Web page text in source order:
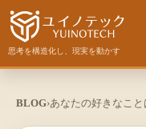
思考を構造化し、現実を動かす
BLOG›あなたの好きなこと